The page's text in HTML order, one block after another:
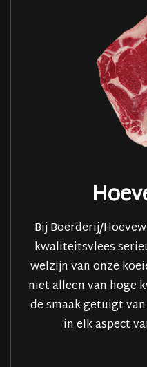
Bij Boerderij/
kwaliteitsvlees
welzijn van onze
niet alleen van hoge
de smaak getuigt
in elk aspect